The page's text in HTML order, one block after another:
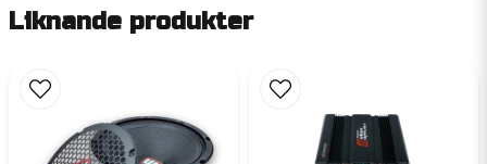
Liknande produkter